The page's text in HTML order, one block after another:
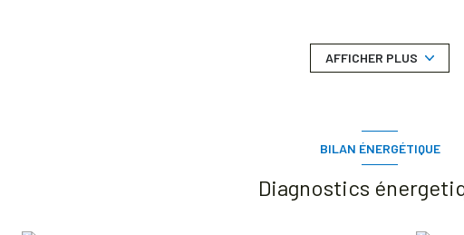
AFFICHER PLUS
BILAN ÉNERGÉTIQUE
Diagnostics